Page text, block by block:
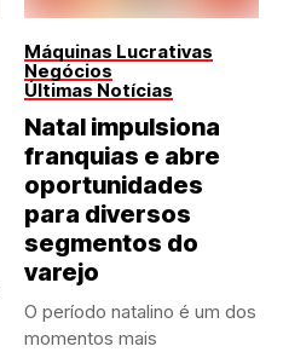
Máquinas Lucrativas
Negócios
Últimas Notícias
Natal impulsiona
franquias e abre
oportunidades
para diversos
segmentos do
varejo
O período natalino é um dos
momentos mais